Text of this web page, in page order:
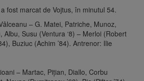
fost marcat de Vojtus, în minutul 54.
– G. Matei, Patriche, Munoz,
Albu, Susu (Ventura ‘8) – Merloi (Robert
Buziuc (Achim ’84). Antrenor: Ilie
– Martac, Piţian, Diallo, Corbu